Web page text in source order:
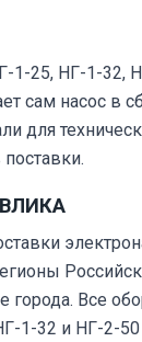
25, НГ-1-32,
сам насос
для
Все
32 и НГ-2-